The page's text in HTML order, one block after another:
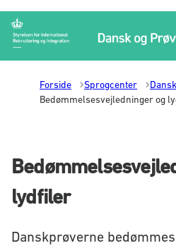
Gå til forsiden
Forside Sprogcenter
Bedømmelsesvejledninger og
lydfiler
Danskprøverne